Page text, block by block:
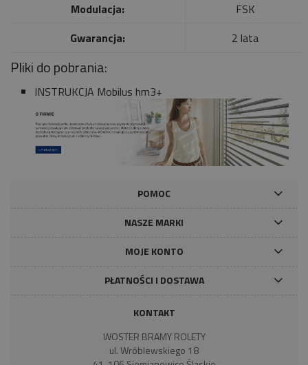
Modulacja:
FSK
Gwarancja:
2 lata
Pliki do pobrania:
INSTRUKCJA Mobilus hm3+
POMOC
NASZE MARKI
MOJE KONTO
PŁATNOŚCI I DOSTAWA
KONTAKT
WOSTER BRAMY ROLETY
ul. Wróblewskiego 18